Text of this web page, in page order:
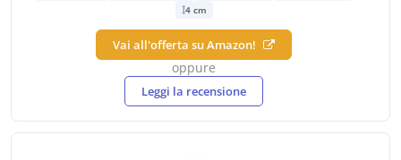
4 cm
Vai all'offerta su Amazon!
oppure
Leggi la recensione